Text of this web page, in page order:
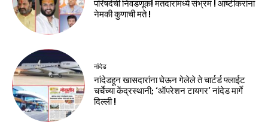
परिषदेची निवडणूक! मतदारांमध्ये संभ्रम ! आष्टीकरांना
नेमकी कुणाची मते !
नांदेड
नांदेडहून खासदारांना घेऊन गेलेले ते चार्टर्ड फ्लाईट
चर्चेच्या केंद्रस्थानी; ‘ऑपरेशन टायगर’ नांदेड मार्गे
दिल्ली !